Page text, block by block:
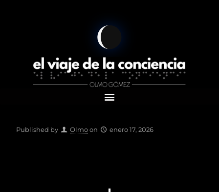
Published by Olmoon enero 17, 2026